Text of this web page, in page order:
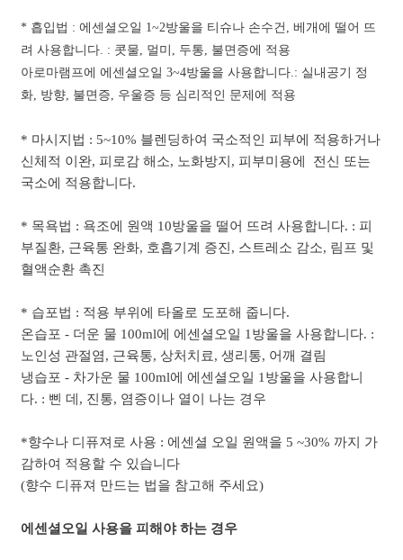
* 흡입법 : 에센셜오일 1~2방울을 티슈나 손수건, 베개에 떨어 뜨
려 사용합니다. : 콧물, 멀미, 두통, 불면증에 적용
아로마램프에 에센셜오일 3~4방울을 사용합니다.: 실내공기 정
화, 방향, 불면증, 우울증 등 심리적인 문제에 적용
* 마시지법 : 5~10% 블렌딩하여 국소적인 피부에 적용하거나
신체적 이완, 피로감 해소, 노화방지, 피부미용에 전신 또는
국소에 적용합니다.
* 목욕법 : 욕조에 원액 10방울을 떨어 뜨려 사용합니다. : 피
부질환, 근육통 완화, 호흡기계 증진, 스트레소 감소, 림프 및
혈액순환 촉진
* 습포법 : 적용 부위에 타올로 도포해 줍니다.
온습포 - 더운 물 100ml에 에센셜오일 1방울을 사용합니다. :
노인성 관절염, 근육통, 상처치료, 생리통, 어깨 결림
냉습포 - 차가운 물 100ml에 에센셜오일 1방울을 사용합니
다. : 삔 데, 진통, 염증이나 열이 나는 경우
*향수나 디퓨져로 사용 : 에센셜 오일 원액을 5 ~30% 까지 가
감하여 적용할 수 있습니다
(향수 디퓨져 만드는 법을 참고해 주세요)
에센셜오일 사용을 피해야 하는 경우